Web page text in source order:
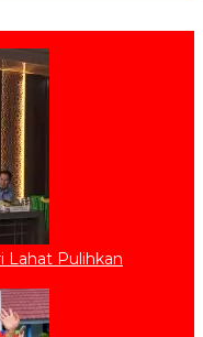
Lahat Pulihkan